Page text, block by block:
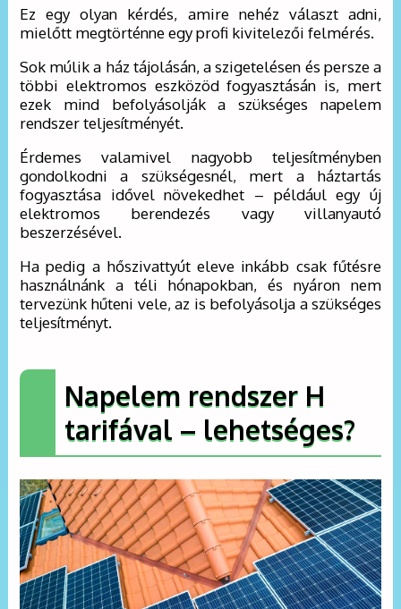
Ez egy olyan kérdés, amire nehéz választ adni,
mielőtt megtörténne egy profi kivitelezői felmérés.
Sok múlik a ház tájolásán, a szigetelésen és persze a
többi elektromos eszközöd fogyasztásán is, mert
ezek mind befolyásolják a szükséges napelem
rendszer teljesítményét.
Érdemes valamivel nagyobb teljesítményben
gondolkodni a szükségesnél, mert a háztartás
fogyasztása idővel növekedhet – például egy új
elektromos berendezés vagy villanyautó
beszerzésével.
Ha pedig a hőszivattyút eleve inkább csak fűtésre
használnánk a téli hónapokban, és nyáron nem
tervezünk hűteni vele, az is befolyásolja a szükséges
teljesítményt.
Napelem rendszer H
tarifával – lehetséges?